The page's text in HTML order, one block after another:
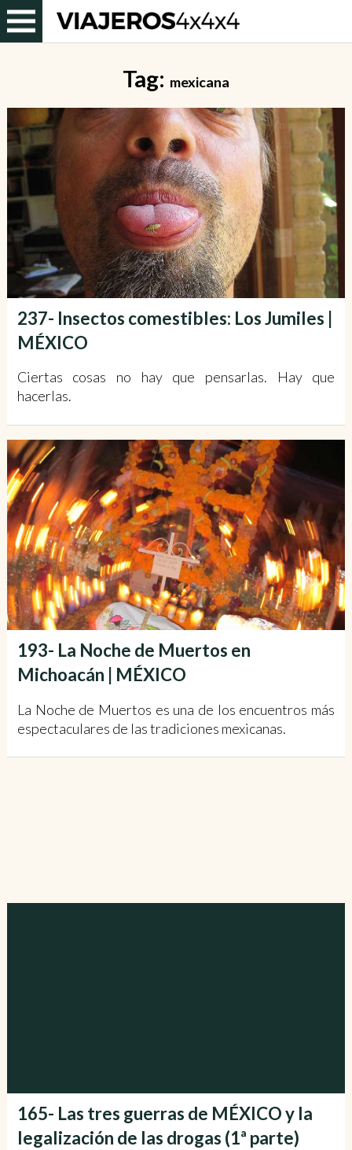
Tag: mexicana
237- Insectos comestibles: Los Jumiles |
MÉXICO
Ciertas cosas no hay que pensarlas. Hay que
hacerlas.
193- La Noche de Muertos en
Michoacán | MÉXICO
La Noche de Muertos es una de los encuentros más
espectaculares de las tradiciones mexicanas.
165- Las tres guerras de MÉXICO y la
legalización de las drogas (1ª parte)